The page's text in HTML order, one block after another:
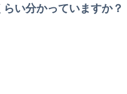
い分かっていますか？